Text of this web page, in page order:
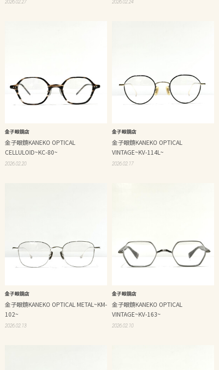
2026.02.27 2026.02.24
金子眼鏡店
金子眼鏡KANEKO OPTICAL
CELLULOID~KC-80~
2026.02.20
金子眼鏡店
金子眼鏡KANEKO OPTICAL
VINTAGE~KV-114L~
2026.02.17
金子眼鏡店
金子眼鏡KANEKO OPTICAL METAL~KM-
102~
2026.02.13
金子眼鏡店
金子眼鏡KANEKO OPTICAL
VINTAGE~KV-163~
2026.02.10